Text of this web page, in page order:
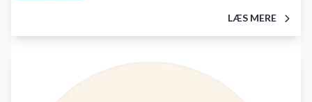
LÆS MERE